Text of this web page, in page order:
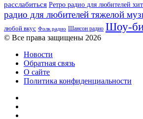
расслабиться Ретро радио для любителей
радио для любителей тяжелой
любой вкус Фолк радио Шансон радио Шоу-
© Все права защищены 2026
Новости
Обратная связь
О сайте
Политика конфиденциальности